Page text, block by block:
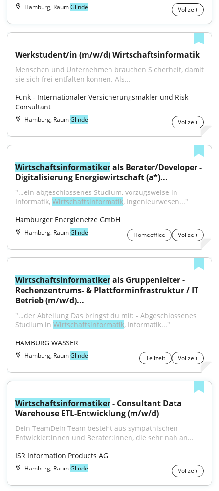
Hamburg, RaumGlinde Vollzeit
Werkstudent/in (m/w/d) Wirtschaftsinformatik
Menschen und Unternehmen brauchen Sicherheit, damit
sie sich frei entfalten können. Als...
Funk - Internationaler Versicherungsmakler und Risk
Consultant
Hamburg, RaumGlinde Vollzeit
Wirtschaftsinformatiker als Berater/Developer -
Digitalisierung Energiewirtschaft (a*)...
"...ein abgeschlossenes Studium, vorzugsweise in
Informatik, Wirtschaftsinformatik, Ingenieurwesen..."
Hamburger Energienetze GmbH
Hamburg, RaumGlinde Homeoffice Vollzeit
Wirtschaftsinformatiker als Gruppenleiter -
Rechenzentrums- & Plattforminfrastruktur / IT
Betrieb (m/w/d)...
"...der Abteilung Das bringst du mit: - Abgeschlossenes
Studium in Wirtschaftsinformatik, Informatik..."
HAMBURG WASSER
Hamburg, RaumGlinde Teilzeit Vollzeit
Wirtschaftsinformatiker - Consultant Data
Warehouse ETL-Entwicklung (m/w/d)
Dein TeamDein Team besteht aus sympathischen
Entwickler:innen und Berater:innen, die sehr nah an...
ISR Information Products AG
Hamburg, RaumGlinde Vollzeit